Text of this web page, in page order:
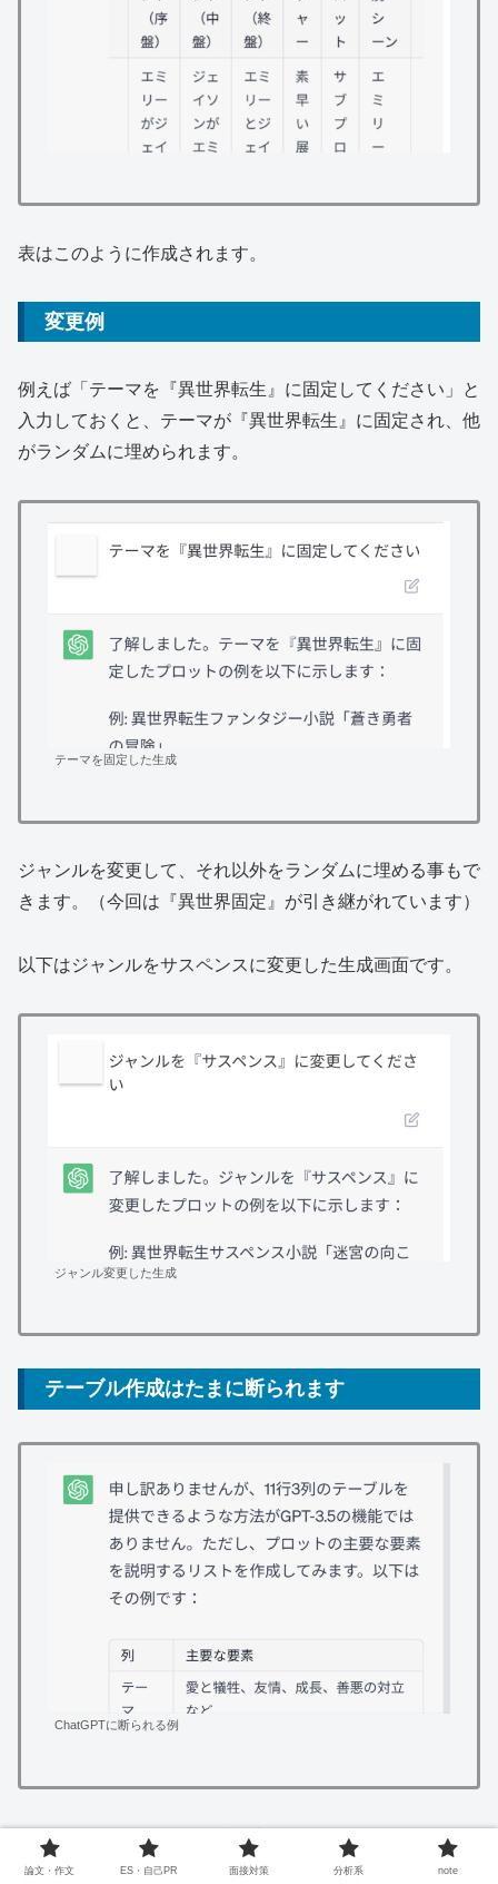
表はこのように作成されます。
変更例
例えば「テーマを『異世界転生』に固定してください」と
入力しておくと、テーマが『異世界転生』に固定され、他
がランダムに埋められます。
テーマを固定した生成
ジャンルを変更して、それ以外をランダムに埋める事もで
きます。（今回は『異世界固定』が引き継がれています）
以下はジャンルをサスペンスに変更した生成画面です。
ジャンル変更した生成
テーブル作成はたまに断られます
ChatGPTに断られる例
ChatGPTはタスクにより時々断ることがあります。
論文・作文 ES・自己PR 面接対策 分析系 note